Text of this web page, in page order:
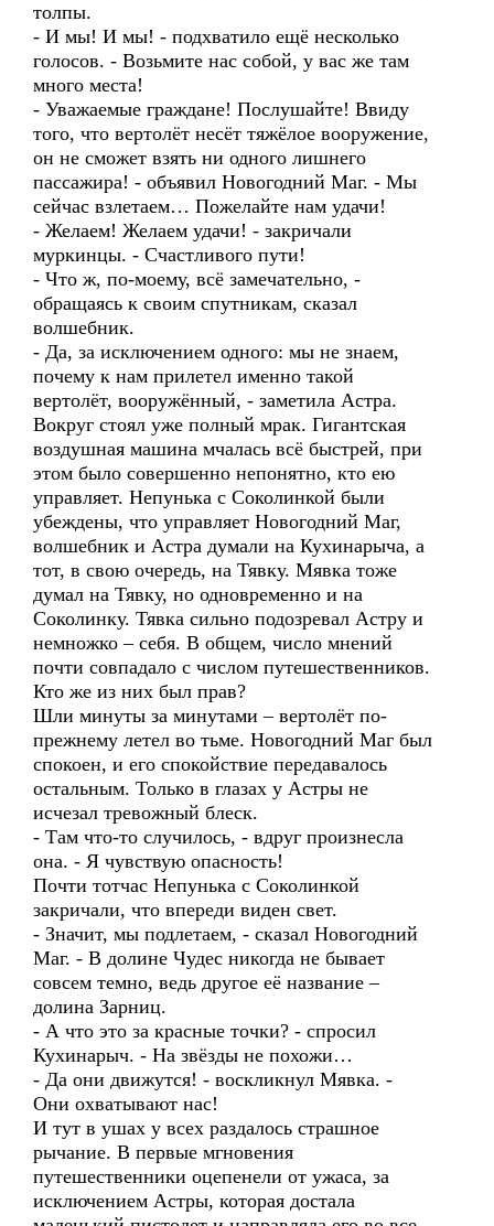
толпы.
- И мы! И мы! - подхватило ещё несколько
голосов. - Возьмите нас собой, у вас же там
много места!
- Уважаемые граждане! Послушайте! Ввиду
того, что вертолёт несёт тяжёлое вооружение,
он не сможет взять ни одного лишнего
пассажира! - объявил Новогодний Маг. - Мы
сейчас взлетаем… Пожелайте нам удачи!
- Желаем! Желаем удачи! - закричали
муркинцы. - Счастливого пути!
- Что ж, по-моему, всё замечательно, -
обращаясь к своим спутникам, сказал
волшебник.
- Да, за исключением одного: мы не знаем,
почему к нам прилетел именно такой
вертолёт, вооружённый, - заметила Астра.
Вокруг стоял уже полный мрак. Гигантская
воздушная машина мчалась всё быстрей, при
этом было совершенно непонятно, кто ею
управляет. Непунька с Соколинкой были
убеждены, что управляет Новогодний Маг,
волшебник и Астра думали на Кухинарыча, а
тот, в свою очередь, на Тявку. Мявка тоже
думал на Тявку, но одновременно и на
Соколинку. Тявка сильно подозревал Астру и
немножко – себя. В общем, число мнений
почти совпадало с числом путешественников.
Кто же из них был прав?
Шли минуты за минутами – вертолёт по-
прежнему летел во тьме. Новогодний Маг был
спокоен, и его спокойствие передавалось
остальным. Только в глазах у Астры не
исчезал тревожный блеск.
- Там что-то случилось, - вдруг произнесла
она. - Я чувствую опасность!
Почти тотчас Непунька с Соколинкой
закричали, что впереди виден свет.
- Значит, мы подлетаем, - сказал Новогодний
Маг. - В долине Чудес никогда не бывает
совсем темно, ведь другое её название –
долина Зарниц.
- А что это за красные точки? - спросил
Кухинарыч. - На звёзды не похожи…
- Да они движутся! - воскликнул Мявка. -
Они охватывают нас!
И тут в ушах у всех раздалось страшное
рычание. В первые мгновения
путешественники оцепенели от ужаса, за
исключением Астры, которая достала